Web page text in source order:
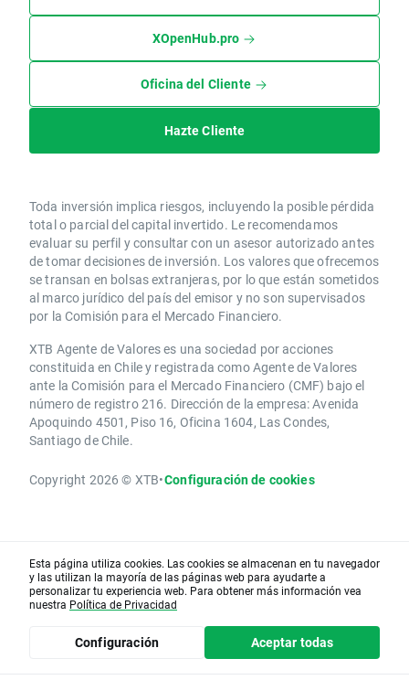
XOpenHub.pro
Oficina del Cliente
Hazte Cliente
Toda inversión implica riesgos, incluyendo la posible pérdida
total o parcial del capital invertido. Le recomendamos
evaluar su perfil y consultar con un asesor autorizado antes
de tomar decisiones de inversión. Los valores que ofrecemos
se transan en bolsas extranjeras, por lo que están sometidos
al marco jurídico del país del emisor y no son supervisados
por la Comisión para el Mercado Financiero.
XTB Agente de Valores es una sociedad por acciones
constituida en Chile y registrada como Agente de Valores
ante la Comisión para el Mercado Financiero (CMF) bajo el
número de registro 216. Dirección de la empresa: Avenida
Apoquindo 4501, Piso 16, Oficina 1604, Las Condes,
Santiago de Chile.
Copyright 2026 © XTB•Configuración de cookies
Esta página utiliza cookies. Las cookies se almacenan en tu navegador
y las utilizan la mayoría de las páginas web para ayudarte a
personalizar tu experiencia web. Para obtener más información vea
nuestra Política de Privacidad
Configuración Aceptar todas